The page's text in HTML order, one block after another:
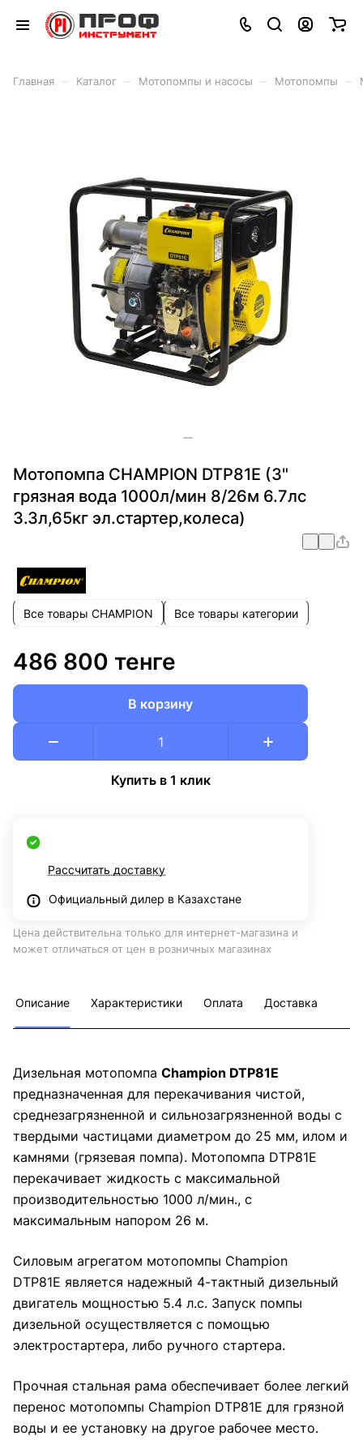
Главная Каталог Мотопомпы и насосы Мотопомпы
Мотопомпа CHAMPION DTP81E (3"
грязная вода 1000л/мин 8/26м 6.7лс
3.3л,65кг эл.стартер,колеса)
Все товары CHAMPION Все товары категории
486 800 тенге
В корзину
Купить в 1 клик
Рассчитать доставку
Официальный дилер в Казахстане
Цена действительна только для интернет-магазина и
может отличаться от цен в розничных магазинах
Описание Характеристики Оплата Доставка
Дизельная мотопомпа Champion DTP81E
предназначенная для перекачивания чистой,
среднезагрязненной и сильнозагрязненной воды с
твердыми частицами диаметром до 25 мм, илом и
камнями (грязевая помпа). Мотопомпа DTP81E
перекачивает жидкость с максимальной
производительностью 1000 л/мин., с
максимальным напором 26 м.
Силовым агрегатом мотопомпы Champion
DTP81E является надежный 4-тактный дизельный
двигатель мощностью 5.4 л.с. Запуск помпы
дизельной осуществляется с помощью
электростартера, либо ручного стартера.
Прочная стальная рама обеспечивает более легкий
перенос мотопомпы Champion DTP81E для грязной
воды и ее установку на другое рабочее место.